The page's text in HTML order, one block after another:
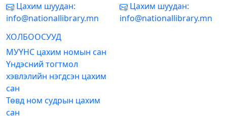
Цахим шуудан:
info@nationallibrary.mn
Цахим шуудан:
info@nationallibrary.mn
ХОЛБООСУУД
МУҮНС цахим номын сан
Үндэсний тогтмол
хэвлэлийн нэгдсэн цахим
сан
Төвд ном судрын цахим
сан